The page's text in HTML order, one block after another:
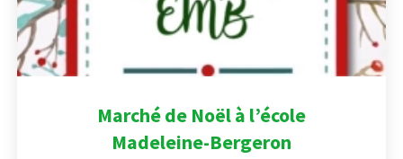
Marché de Noël à l’école
Madeleine-Bergeron